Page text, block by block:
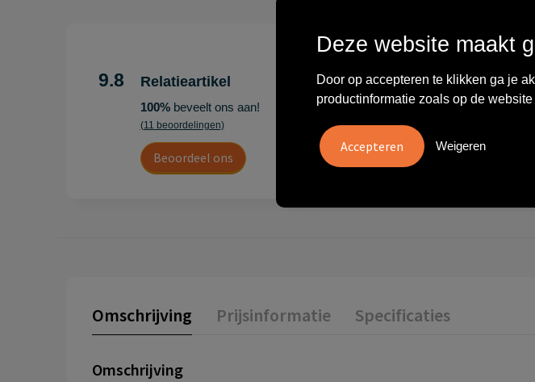
9.8 Relatieartikel
100%beveelt ons aan!
(11 beoordelingen)
Beoordeel ons
"Erg tevreden over
Hoogenboom/Ravelli Relatie
Artikelen. Het contact was
persoonlijk en prettig, we w..."
Leontien
20 juli 2026
Omschrijving Prijsinformatie Specificaties
Omschrijving
Deze website maakt
Door op accepteren te klikken ga je
productinformatie zoals op de
Weigeren